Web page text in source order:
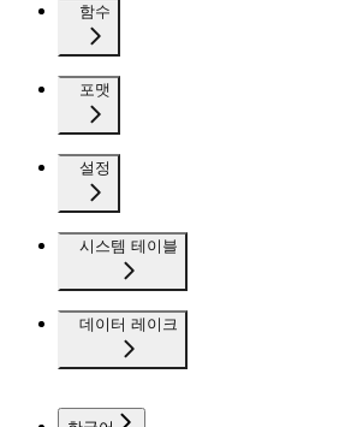
함수
포맷
설정
시스템 테이블
데이터 레이크